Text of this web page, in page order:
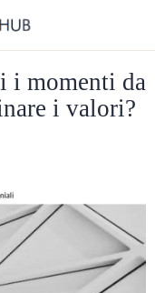
i momenti da
i valori?